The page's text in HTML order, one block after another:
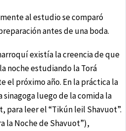
al estudio se comparó
antes de una boda.
existía la creencia de que
noche estudiando la Torá
el próximo año. En la práctica la
sinagoga luego de la comida la
para leer el “Tikún leil Shavuot”.
la Noche de Shavuot”),